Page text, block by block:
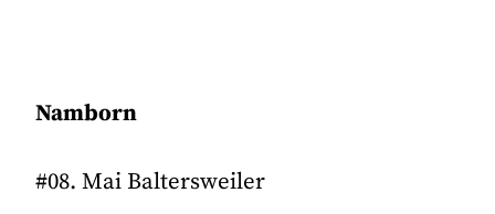
Namborn
#08. Mai Baltersweiler